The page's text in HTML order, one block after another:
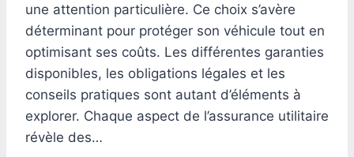
une attention particulière. Ce choix s’avère
déterminant pour protéger son véhicule tout en
optimisant ses coûts. Les différentes garanties
disponibles, les obligations légales et les
conseils pratiques sont autant d’éléments à
explorer. Chaque aspect de l’assurance utilitaire
révèle des…